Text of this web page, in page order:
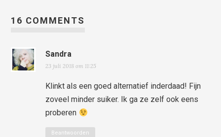
16 COMMENTS
Sandra
23 juli 2018 om 11:25
Klinkt als een goed alternatief inderdaad! Fijn
zoveel minder suiker. Ik ga ze zelf ook eens
proberen
Beantwoorden